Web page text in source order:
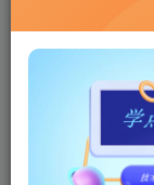
联网教程： 内附教
单机教程： 内附
不懂的话联系客服
本站的资源
验。如果您喜